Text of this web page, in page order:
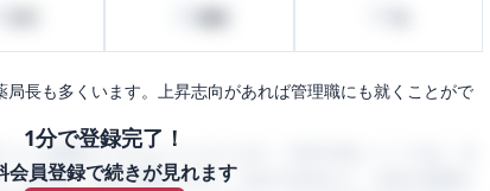
長も多くいます。上昇志向があれば管理職にも就くことがで
1分で登録完了！
会員登録で続きが見れます
ミの閲覧ができるようになります。SHEHUB(シーハブ)は、女
。給与面・女性の働きやすさ・会社の評判など、女性の転職は